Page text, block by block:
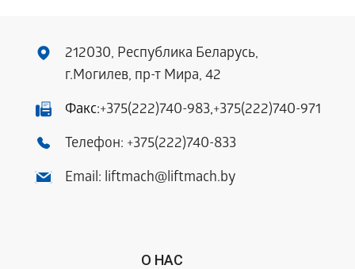
212030, Республика Беларусь,
г.Могилев, пр-т Мира, 42
Факс:+375(222)740-983,+375(222)740-971
Телефон: +375(222)740-833
Email: liftmach@liftmach.by
О НАС